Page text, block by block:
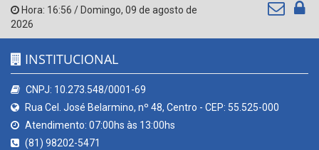
Hora: 16:56 / Domingo, 09 de agosto de
2026
INSTITUCIONAL
CNPJ: 10.273.548/0001-69
Rua Cel. José Belarmino, nº 48, Centro - CEP: 55.525-000
Atendimento: 07:00hs às 13:00hs
(81) 98202-5471